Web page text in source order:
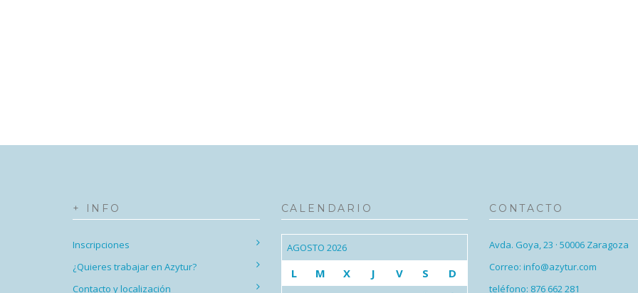
+ INFO
Inscripciones
¿Quieres trabajar en Azytur?
Contacto y localización
CALENDARIO
AGOSTO 2026
L M X J V S D
CONTACTO
Avda. Goya, 23 · 50006 Zaragoza
Correo: info@azytur.com
teléfono: 876 662 281